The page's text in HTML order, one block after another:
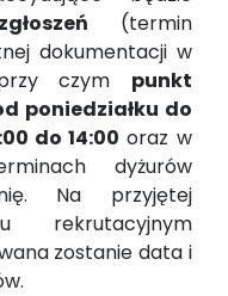
(termin
dokumentacji w
czym punkt
poniedziałku do
do 14:00 oraz w
dyżurów
Na przyjętej
rekrutacyjnym
zostanie data i